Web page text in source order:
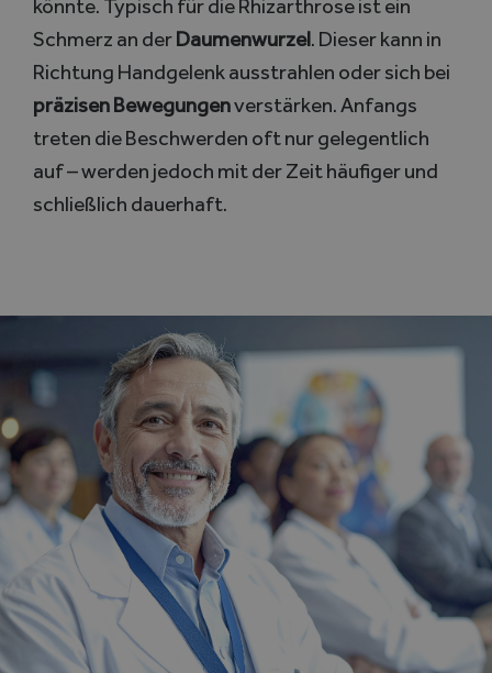
könnte. Typisch für die Rhizarthrose ist ein
Schmerz an derDaumenwurzel. Dieser kann in
Richtung Handgelenk ausstrahlen oder sich bei
präzisen Bewegungenverstärken. Anfangs
treten die Beschwerden oft nur gelegentlich
auf – werden jedoch mit der Zeit häufiger und
schließlich dauerhaft.